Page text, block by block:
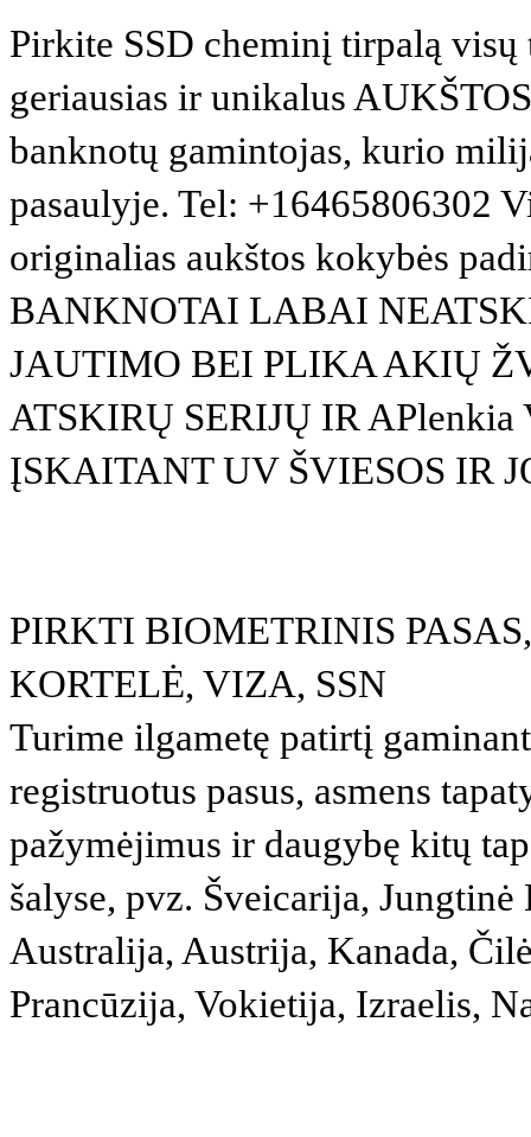
Pirkite SSD cheminį tirpalą
geriausias ir unikalus
banknotų gamintojas, kurio
pasaulyje. Tel: +16465806302
originalias aukštos kokybės
BANKNOTAI LABAI
JAUTIMO BEI PLIKA AKIŲ
ATSKIRŲ SERIJŲ IR
ĮSKAITANT UV ŠVIESOS IR
PIRKTI BIOMETRINIS
KORTELĖ, VIZA, SSN
Turime ilgametę patirtį
registruotus pasus, asmens
pažymėjimus ir daugybę kitų
šalyse, pvz. Šveicarija,
Australija, Austrija, Kanada,
Prancūzija, Vokietija, Izraelis,